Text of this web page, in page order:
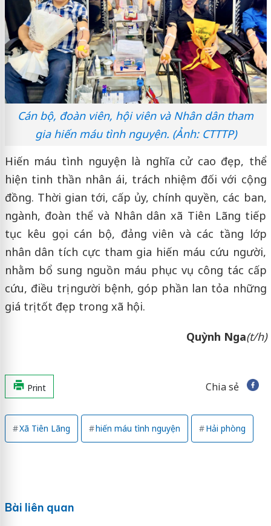
Cán bộ, đoàn viên, hội viên và Nhân dân tham
gia hiến máu tình nguyện. (Ảnh: CTTTP)
Hiến máu tình nguyện là nghĩa cử cao đẹp, thể
hiện tinh thần nhân ái, trách nhiệm đối với cộng
đồng. Thời gian tới, cấp ủy, chính quyền, các ban,
ngành, đoàn thể và Nhân dân xã Tiên Lãng tiếp
tục kêu gọi cán bộ, đảng viên và các tầng lớp
nhân dân tích cực tham gia hiến máu cứu người,
nhằm bổ sung nguồn máu phục vụ công tác cấp
cứu, điều trị người bệnh, góp phần lan tỏa những
giá trị tốt đẹp trong xã hội.
Quỳnh Nga(t/h)
Print Chia sẻ
Xã Tiên Lãng hiến máu tình nguyện Hải phòng
Bài liên quan